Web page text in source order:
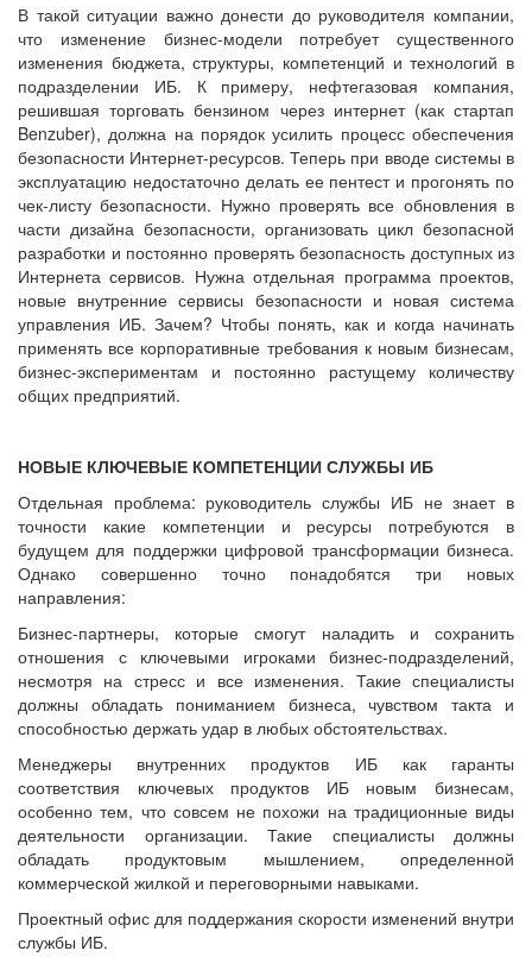
В такой ситуации важно донести до руководителя компании,
что изменение бизнес-модели потребует существенного
изменения бюджета, структуры, компетенций и технологий в
подразделении ИБ. К примеру, нефтегазовая компания,
решившая торговать бензином через интернет (как стартап
Benzuber), должна на порядок усилить процесс обеспечения
безопасности Интернет-ресурсов. Теперь при вводе системы в
эксплуатацию недостаточно делать ее пентест и прогонять по
чек-листу безопасности. Нужно проверять все обновления в
части дизайна безопасности, организовать цикл безопасной
разработки и постоянно проверять безопасность доступных из
Интернета сервисов. Нужна отдельная программа проектов,
новые внутренние сервисы безопасности и новая система
управления ИБ. Зачем? Чтобы понять, как и когда начинать
применять все корпоративные требования к новым бизнесам,
бизнес-экспериментам и постоянно растущему количеству
общих предприятий.
НОВЫЕ КЛЮЧЕВЫЕ КОМПЕТЕНЦИИ СЛУЖБЫ ИБ
Отдельная проблема: руководитель службы ИБ не знает в
точности какие компетенции и ресурсы потребуются в
будущем для поддержки цифровой трансформации бизнеса.
Однако совершенно точно понадобятся три новых
направления:
Бизнес-партнеры, которые смогут наладить и сохранить
отношения с ключевыми игроками бизнес-подразделений,
несмотря на стресс и все изменения. Такие специалисты
должны обладать пониманием бизнеса, чувством такта и
способностью держать удар в любых обстоятельствах.
Менеджеры внутренних продуктов ИБ как гаранты
соответствия ключевых продуктов ИБ новым бизнесам,
особенно тем, что совсем не похожи на традиционные виды
деятельности организации. Такие специалисты должны
обладать продуктовым мышлением, определенной
коммерческой жилкой и переговорными навыками.
Проектный офис для поддержания скорости изменений внутри
службы ИБ.